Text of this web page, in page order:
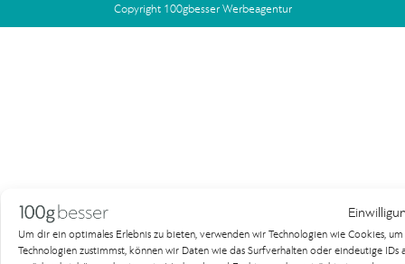
Um dir ein optimales Erlebnis zu bieten, verwenden wir Technologien wie Cookies,
Technologien zustimmst, können wir Daten wie das Surfverhalten oder eindeutige
Copyright 100gbesser Werbeagentur